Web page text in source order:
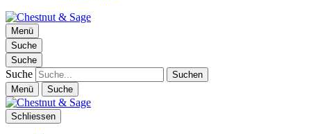
Chestnut & Sage
Foodblog | essen. trinken. genießen.
Menü
Suche
Suche
Suche
Menü Suche
Schliessen